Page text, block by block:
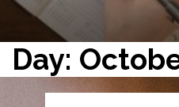
Day: